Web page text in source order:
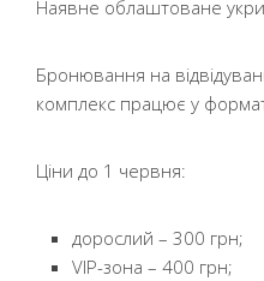
Наявне облаштоване
Бронювання на
комплекс працює у
Ціни до 1 червня:
дорослий – 300 грн;
VIP-зона – 400 грн;